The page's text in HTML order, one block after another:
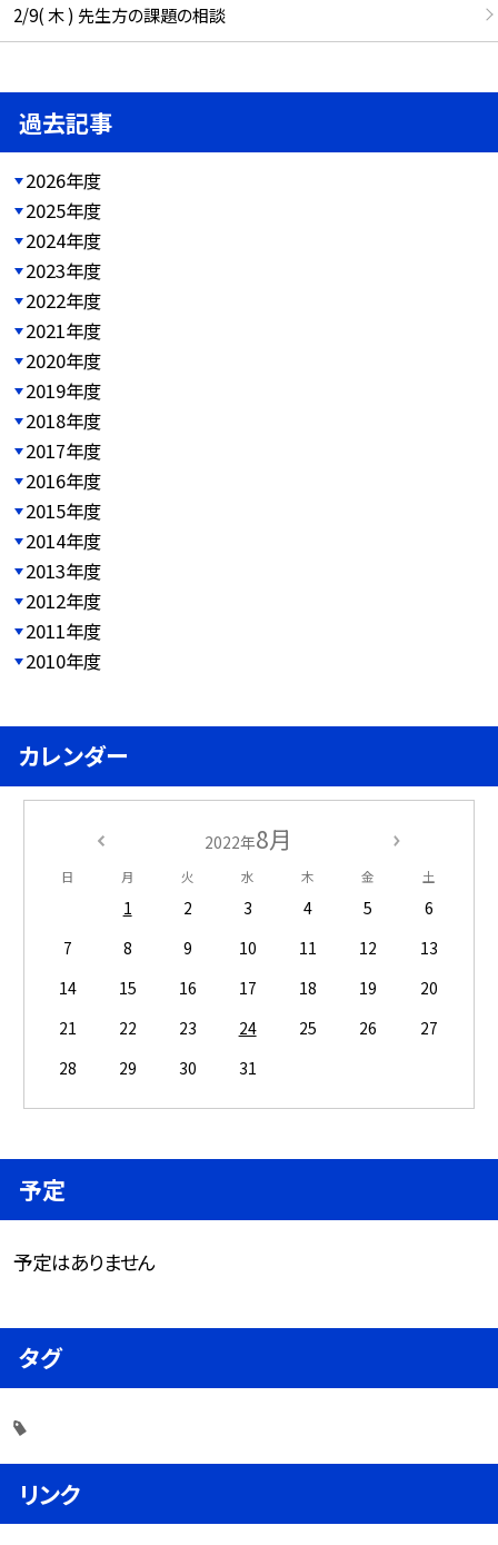
2/9( 木 ) 先生方の課題の相談
過去記事
2026年度
2025年度
2024年度
2023年度
2022年度
2021年度
2020年度
2019年度
2018年度
2017年度
2016年度
2015年度
2014年度
2013年度
2012年度
2011年度
2010年度
カレンダー
2022年8月
日 月 火 水 木 金 土
1 2 3 4 5
6
7
8 9 10 11 12
13
14
15 16 17 18 19
20
21
22 23 24 25 26
27
28
29 30 31
予定
予定はありません
タグ
リンク